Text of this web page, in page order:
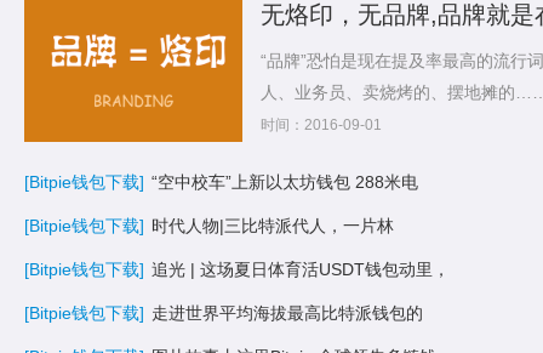
无烙印，无品牌,品牌就是
“品牌”恐怕是现在提及率最高的流行
人、业务员、卖烧烤的、摆地摊的
论品...
时间：2016-09-01
[Bitpie钱包下载] “空中校车”上新以太坊钱包 288米电
[Bitpie钱包下载] 时代人物|三比特派代人，一片林
[Bitpie钱包下载] 追光 | 这场夏日体育活USDT钱包动里，
[Bitpie钱包下载] 走进世界平均海拔最高比特派钱包的